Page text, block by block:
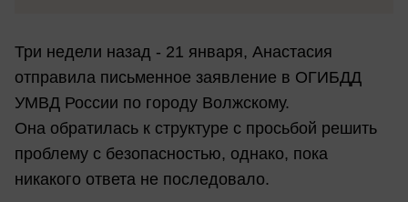
Три недели назад - 21 января, Анастасия
отправила письменное заявление в ОГИБДД
УМВД России по городу Волжскому.
Она обратилась к структуре с просьбой решить
проблему с безопасностью, однако, пока
никакого ответа не последовало.